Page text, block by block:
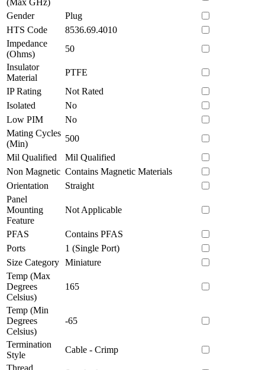
Gender
Plug
HTS Code
8536.69.4010
Impedance
(Ohms)
50
Insulator
Material
PTFE
IP Rating
Not Rated
Isolated
No
Low PIM
No
Mating Cycles
(Min)
500
Mil Qualified
Mil Qualified
Non Magnetic Contains Magnetic Materials
Orientation
Straight
Panel
Mounting
Feature
Not Applicable
PFAS
Contains PFAS
Ports
1 (Single Port)
Size Category Miniature
Temp (Max
Degrees
Celsius)
165
Temp (Min
Degrees
Celsius)
-65
Termination
Style
Cable - Crimp
Thread